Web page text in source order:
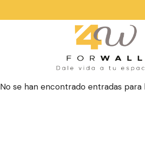
No se han encontrado entradas